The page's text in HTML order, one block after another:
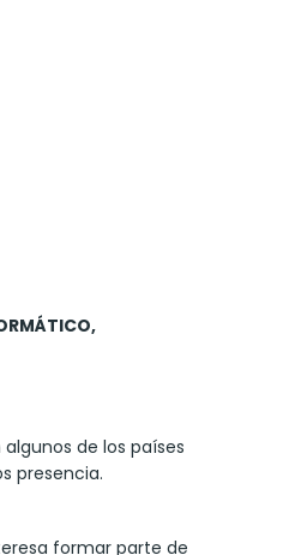
algunos de los países
presencia.
formar parte de